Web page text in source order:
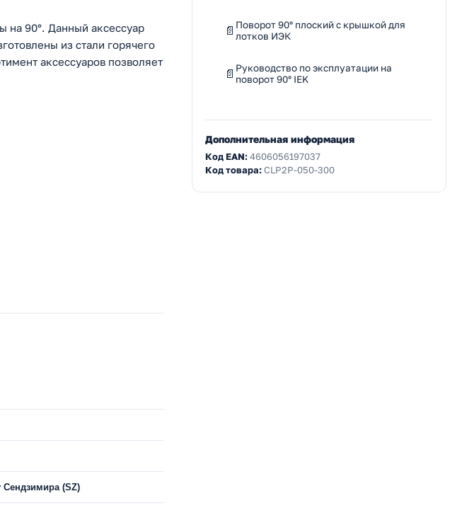
на 90°. Данный аксессуар
из стали горячего
аксессуаров позволяет
(SZ)
Поворот 90° плоский с крышкой для
лотков ИЭК
Руководство по эксплуатации на
поворот 90° IEK
Дополнительная информация
Код EAN:4606056197037
Код товара:CLP2P-050-300